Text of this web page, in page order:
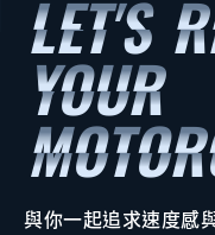
與你一起追求速度感